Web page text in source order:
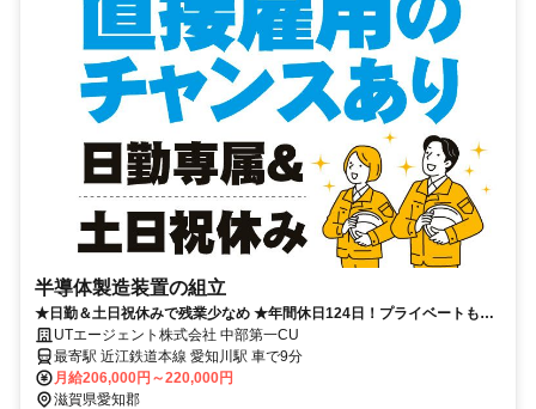
半導体製造装置の組立
★日勤＆土日祝休みで残業少なめ ★年間休日124日！プライベートも大
切に ★直接雇用のチャンスもあり
UTエージェント株式会社 中部第一CU
最寄駅 近江鉄道本線 愛知川駅 車で9分
月給206,000円～220,000円
滋賀県愛知郡